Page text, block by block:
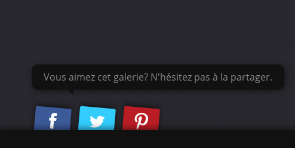
Vous aimez cet galerie? N'hésitez pas à la partager.